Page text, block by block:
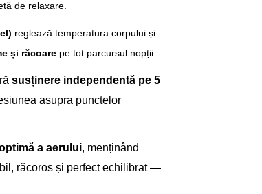
tă de relaxare.
reglează temperatura corpului și
și răcoare pe tot parcursul nopții.
susținere independentă pe 5
asupra punctelor
a aerului, menținând
răcoros și perfect echilibrat —